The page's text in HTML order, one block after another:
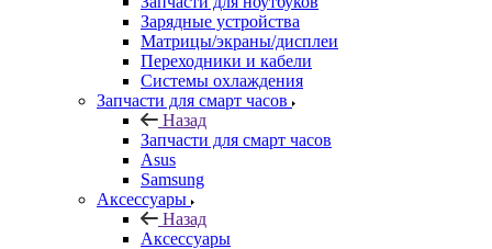
Зарядные устройства
Матрицы/экраны/дисплеи
Переходники и кабели
Системы охлаждения
Запчасти для смарт часов
Назад
Запчасти для смарт часов
Asus
Samsung
Аксессуары
Назад
Аксессуары